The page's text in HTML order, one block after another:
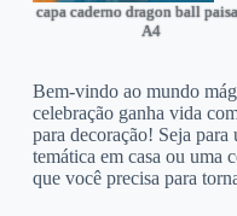
capa caderno dragon ball
A4
Bem-vindo ao mundo
celebração ganha vida
para decoração! Seja para
temática em casa ou uma
que você precisa para